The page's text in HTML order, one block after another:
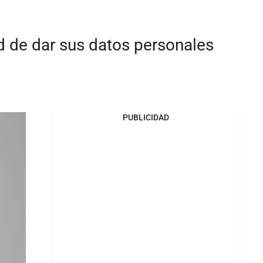
de dar sus datos personales
PUBLICIDAD